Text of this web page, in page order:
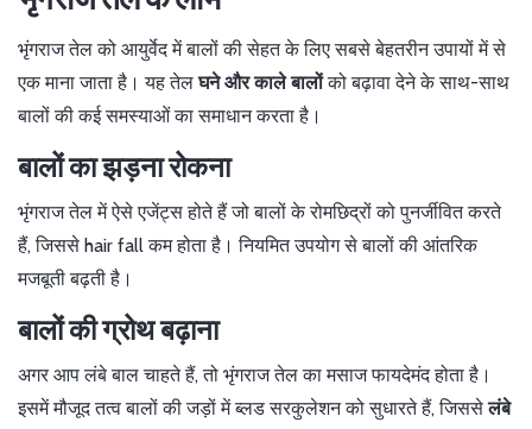
भृंगराज तेल को आयुर्वेद में बालों की सेहत के लिए सबसे बेहतरीन उपायों में से
एक माना जाता है। यह तेलघने और काले बालोंको बढ़ावा देने के साथ-साथ
बालों की कई समस्याओं का समाधान करता है।
बालों का झड़ना रोकना
भृंगराज तेल में ऐसे एजेंट्स होते हैं जो बालों के रोमछिद्रों को पुनर्जीवित करते
हैं, जिससे hair fall कम होता है। नियमित उपयोग से बालों की आंतरिक
मजबूती बढ़ती है।
बालों की ग्रोथ बढ़ाना
अगर आप लंबे बाल चाहते हैं, तो भृंगराज तेल का मसाज फायदेमंद होता है।
इसमें मौजूद तत्व बालों की जड़ों में ब्लड सरकुलेशन को सुधारते हैं, जिससेलंबे